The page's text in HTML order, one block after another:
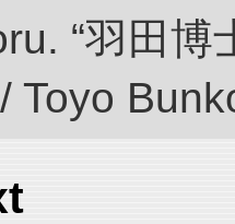
“羽田博
Toyo